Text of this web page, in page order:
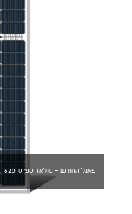
פאנל החודש - סולאר ספייס 620